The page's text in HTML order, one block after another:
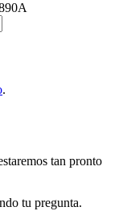
.
tan pronto
tu pregunta.